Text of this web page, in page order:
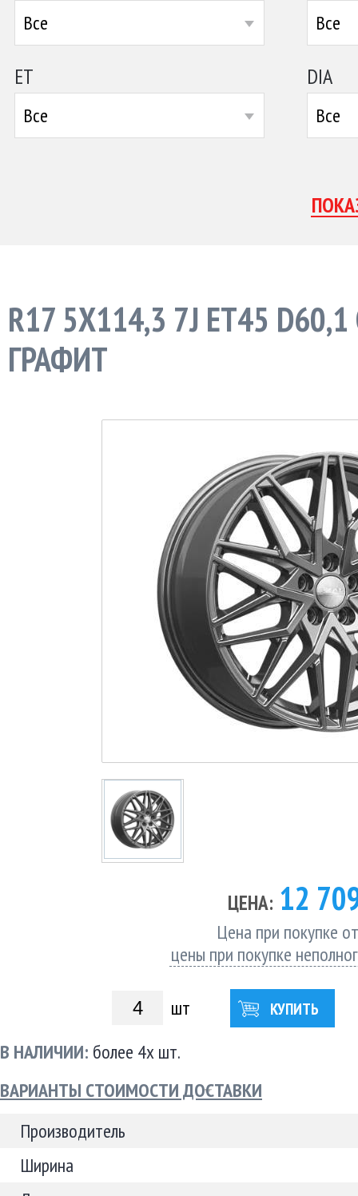
Все Все
ET
Все
DIA
Все
R17 5X114,3 7J ET45
ГРАФИТ
ЦЕНА: 12
Цена при покупке
цены при покупке
шт КУПИТЬ
В НАЛИЧИИ: более 4х шт.
ВАРИАНТЫ СТОИМОСТИ ДОСТАВКИ
Производитель
Ширина